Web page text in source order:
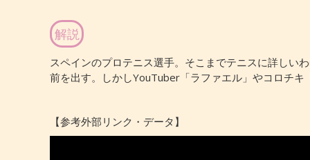
解説
スペインのプロテニス選手。そこまでテニスに詳しい
前を出す。しかしYouTuber「ラファエル」やコロチキ
【参考外部リンク・データ】